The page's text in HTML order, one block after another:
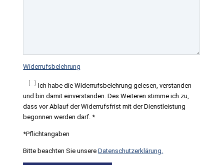
Widerrufsbelehrung
Ich habe die Widerrufsbelehrung gelesen, verstanden
und bin damit einverstanden. Des Weiteren stimme ich zu,
dass vor Ablauf der Widerrufsfrist mit der Dienstleistung
begonnen werden darf. *
*Pflichtangaben
Bitte beachten Sie unsereDatenschutzerklärung.